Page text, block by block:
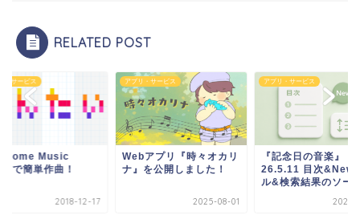
RELATED POST
・サービス
Music
で簡単作曲！
2018-12-17
アプリ・サービス
Webアプリ『時々オカリ
ナ』を公開しました！
2025-08-01
アプリ・サービス
『記念日の音楽』
26.5.11 目次&New
ル&検索結果のソー
2026-